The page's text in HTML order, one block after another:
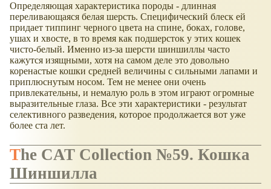
Определяющая характеристика породы - длинная
переливающаяся белая шерсть. Специфический блеск ей
придает типпинг черного цвета на спине, боках, голове,
ушах и хвосте, в то время как подшерсток у этих кошек
чисто-белый. Именно из-за шерсти шиншиллы часто
кажутся изящными, хотя на самом деле это довольно
коренастые кошки средней величины с сильными лапами и
приплюснутым носом. Тем не менее они очень
привлекательны, и немалую роль в этом играют огромные
выразительные глаза. Все эти характеристики - результат
селективного разведения, которое продолжается вот уже
более ста лет.
The CAT Collection №59. Кошка
Шиншилла